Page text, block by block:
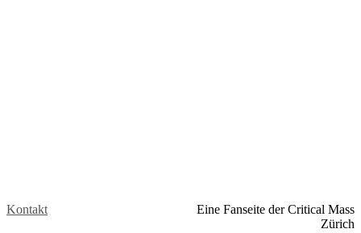
Kontakt
Eine Fanseite der Critical Mass
Zürich